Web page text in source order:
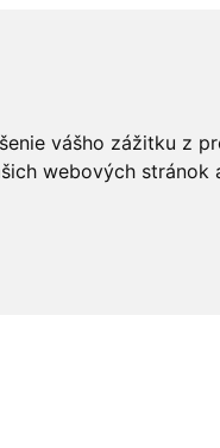
vášho zážitku z
webových